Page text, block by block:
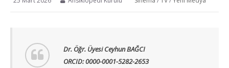
Dr. Öğr. Üyesi Ceyhun BAĞCI
ORCID: 0000-0001-5282-2653